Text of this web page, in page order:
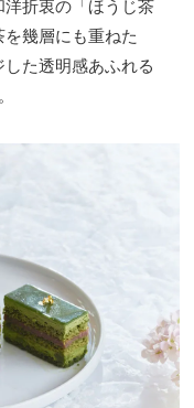
折衷の「ほうじ茶
幾層にも重ねた
した透明感あふれる